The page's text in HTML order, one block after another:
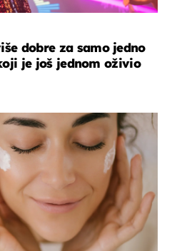
dobre za samo jedno
je još jednom oživio